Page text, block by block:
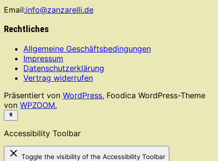
Email:info@zanzarelli.de
Rechtliches
Allgemeine Geschäftsbedingungen
Impressum
Datenschutzerklärung
Vertrag widerrufen
Präsentiert von WordPress. Foodica WordPress-Theme
von WPZOOM.
Accessibility Toolbar
close Toggle the visibility of the Accessibility Toolbar